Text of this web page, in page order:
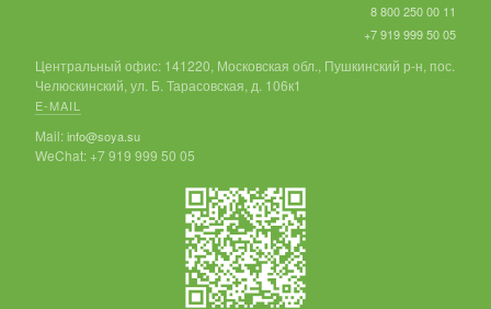
8 800 250 00 11
+7 919 999 50 05
Центральный офис: 141220, Московская обл., Пушкинский р-н, пос.
Челюскинский, ул. Б. Тарасовская, д. 106к1
E-MAIL
Mail:info@soya.su
WeChat: +7 919 999 50 05